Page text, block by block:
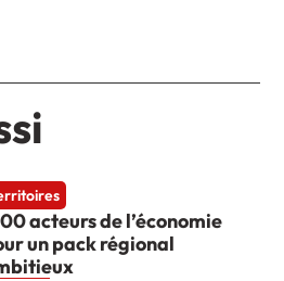
acteurs de l’économie
un pack régional